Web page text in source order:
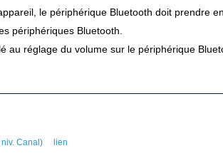
le périphérique Bluetooth doit prendre
périphériques Bluetooth.
au réglage du volume sur le périphérique
Canal)
lien